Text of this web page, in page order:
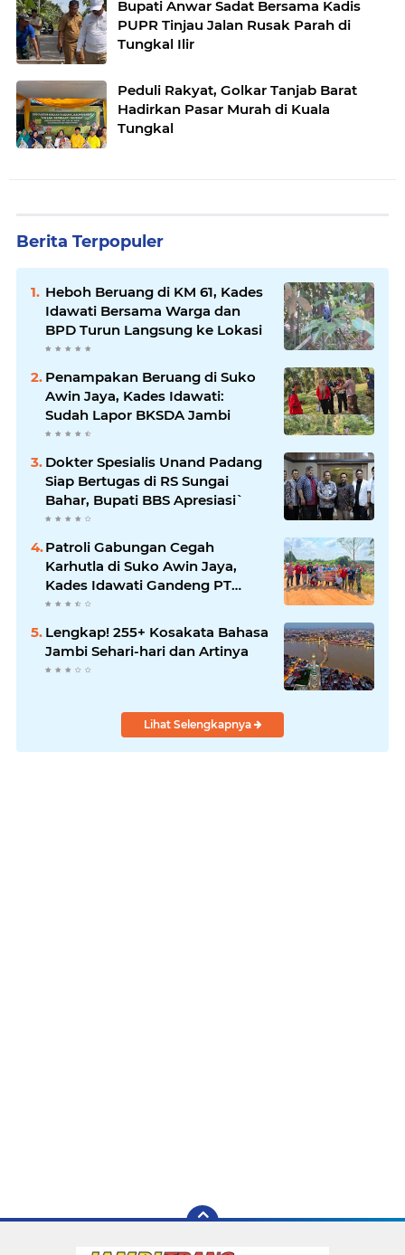
Bupati Anwar Sadat Bersama Kadis
PUPR Tinjau Jalan Rusak Parah di
Tungkal Ilir
Peduli Rakyat, Golkar Tanjab Barat
Hadirkan Pasar Murah di Kuala
Tungkal
Berita Terpopuler
Heboh Beruang di KM 61, Kades
Idawati Bersama Warga dan
BPD Turun Langsung ke Lokasi
Penampakan Beruang di Suko
Awin Jaya, Kades Idawati:
Sudah Lapor BKSDA Jambi
Dokter Spesialis Unand Padang
Siap Bertugas di RS Sungai
Bahar, Bupati BBS Apresiasi`
Patroli Gabungan Cegah
Karhutla di Suko Awin Jaya,
Kades Idawati Gandeng PT
BBB-S, TNI dan BPD
Lengkap! 255+ Kosakata Bahasa
Jambi Sehari-hari dan Artinya
Lihat Selengkapnya